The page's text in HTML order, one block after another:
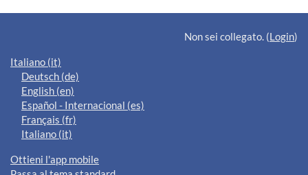
Blocchi supplementari
Non sei collegato. (Login)
Italiano ‎(it)‎
Deutsch ‎(de)‎
English ‎(en)‎
Español - Internacional ‎(es)‎
Français ‎(fr)‎
Italiano ‎(it)‎
Ottieni l'app mobile